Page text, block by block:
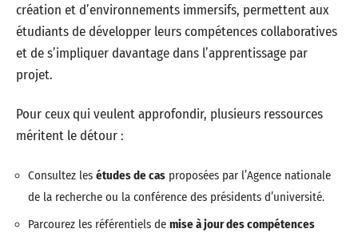
création et d’environnements immersifs, permettent aux
étudiants de développer leurs compétences collaboratives
et de s’impliquer davantage dans l’apprentissage par
projet.
Pour ceux qui veulent approfondir, plusieurs ressources
méritent le détour :
Consultez les études de cas proposées par l’Agence nationale
de la recherche ou la conférence des présidents d’université.
Parcourez les référentiels de mise à jour des compétences